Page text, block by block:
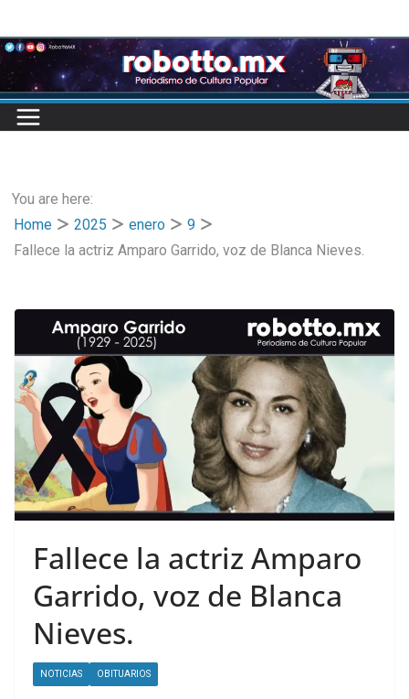
to
content
You are here:
Home
2025 enero
9
Fallece la actriz Amparo Garrido, voz de Blanca Nieves.
Fallece la actriz Amparo
Garrido, voz de Blanca
Nieves.
NOTICIAS OBITUARIOS